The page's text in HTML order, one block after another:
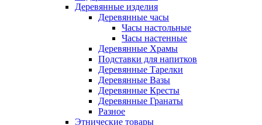
Деревянные изделия
Деревянные часы
Часы настольные
Часы настенные
Деревянные Храмы
Подставки для напитков
Деревянные Тарелки
Деревянные Вазы
Деревянные Кресты
Деревянные Гранаты
Разное
Этнические товары